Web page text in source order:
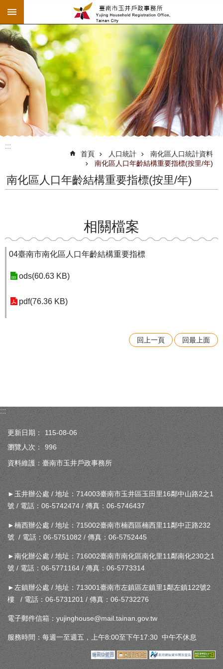
跳到主要內容區塊
:::
:::
首頁 人口統計
南化區人口統計資料
南化區人口年齡結構重要指標(按里/年)
南化區人口年齡結構重要指標(按里/年)
相關檔案
04臺南市南化區人口年齡結構重要指標
ods(60.63 KB)
pdf(76.36 KB)
回上一頁 回最上面
:::
更新日期：
115-08-06
瀏覽人次：
996
資料維護：臺南市玉井戶政事務所
►玉井辦公處 / 地址：714003臺南市玉井區玉田里16鄰中山路2之1
號 / 電話：06-5742474 / 傳真：06-5746437
►楠西辦公處 / 地址：715002臺南市楠西區楠西里11鄰中正路232
號 / 電話：06-5751082 / 傳真：06-5752445
►南化辦公處 / 地址：716002臺南市南化區南化里11鄰南化230之1
號 / 電話：06-5771164 / 傳真：06-5773314
►左鎮辦公處 / 地址：713001臺南市左鎮區左鎮里1鄰左鎮122號2
樓 / 電話：06-5731201 / 傳真：06-5732276
電子郵件信箱：yujinghouse@mail.tainan.gov.tw
服務時間：每週一至週五，上午8:00至下午17:30 中午不休息